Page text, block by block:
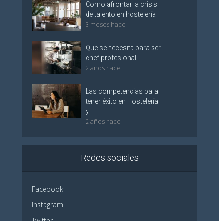
Como afrontar la crisis
de talento en hostelería
3 meses hace
Que se necesita para ser
chef profesional
2 años hace
Las competencias para
tener éxito en Hostelería
y...
2 años hace
Redes sociales
Facebook
Instagram